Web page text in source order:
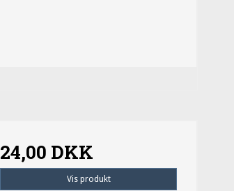
24,00 DKK
Vis produkt